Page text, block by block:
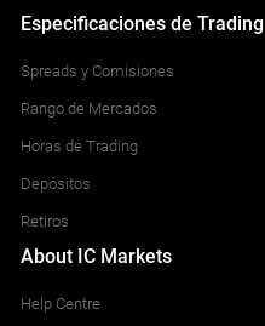
Especificaciones de Trading
Spreads y Comisiones
Rango de Mercados
Horas de Trading
Depósitos
Retiros
About IC Markets
Help Centre